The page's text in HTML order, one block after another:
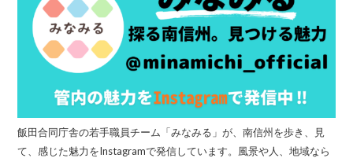
飯田合同庁舎の若手職員チーム「みなみる」が、南信州を歩き、見
て、感じた魅力をInstagramで発信しています。風景や人、地域なら